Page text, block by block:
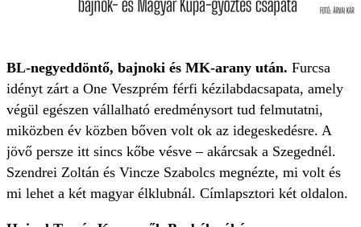
BL-negyeddöntő, bajnoki és MK-arany után. Furcsa
idényt zárt a One Veszprém férfi kézilabdacsapata, amely
végül egészen vállalható eredménysort tud felmutatni,
miközben év közben bőven volt ok az idegeskedésre. A
jövő persze itt sincs kőbe vésve – akárcsak a Szegednél.
Szendrei Zoltán és Vincze Szabolcs megnézte, mi volt és
mi lehet a két magyar élklubnál. Címlapsztori két oldalon.